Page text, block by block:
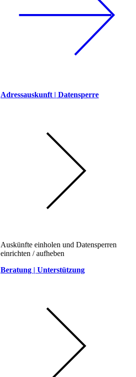
Adressauskunft | Datensperre
Auskünfte einholen und Datensperren
einrichten / aufheben
Beratung | Unterstützung